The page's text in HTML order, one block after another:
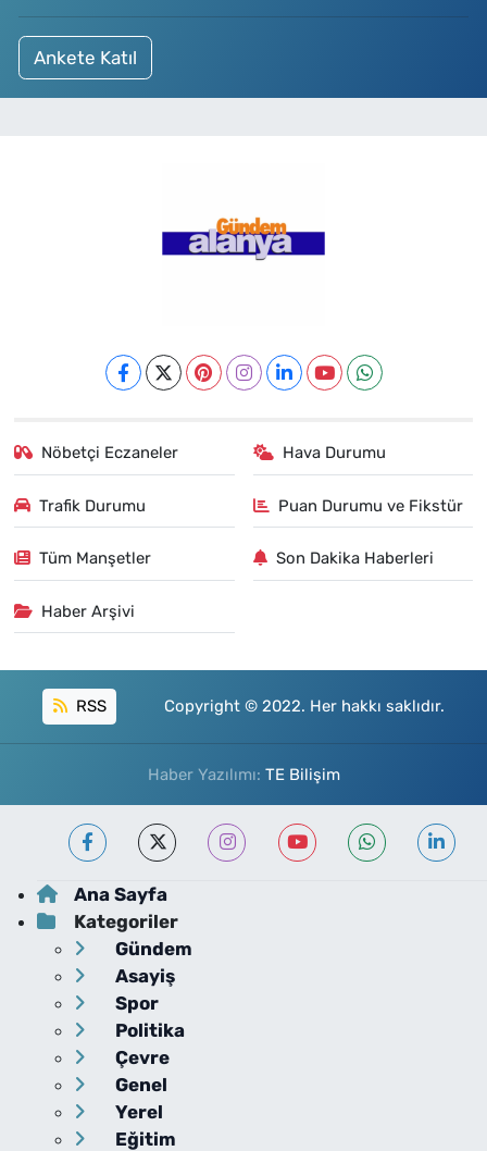
Ankete Katıl
Nöbetçi Eczaneler Hava Durumu
Trafik Durumu Puan Durumu ve Fikstür
Tüm Manşetler Son Dakika Haberleri
Haber Arşivi
RSS Copyright © 2022. Her hakkı saklıdır.
Haber Yazılımı: TE Bilişim
Ana Sayfa
Kategoriler
Gündem
Asayiş
Spor
Politika
Çevre
Genel
Yerel
Eğitim